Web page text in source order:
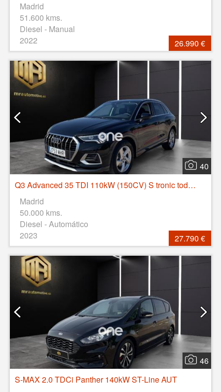
Madrid
51.600 kms.
Diesel - Manual
2022
26.990 €
40
Q3 Advanced 35 TDI 110kW (150CV) S tronic todoterreno 110KW (150CV) 5P manual
Madrid
50.000 kms.
Diesel - Automático
2023
27.790 €
46
S-MAX 2.0 TDCi Panther 140kW ST-Line AUT